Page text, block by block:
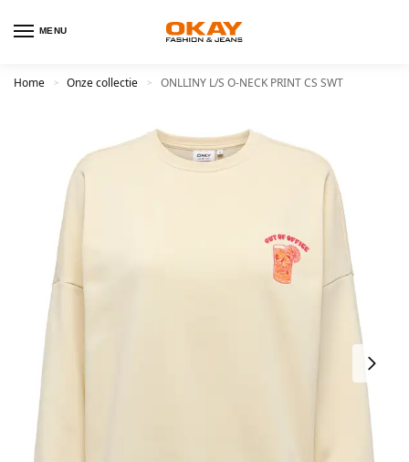
MENU
Home > Onze collectie > ONLLINY L/S O-NECK PRINT CS SWT